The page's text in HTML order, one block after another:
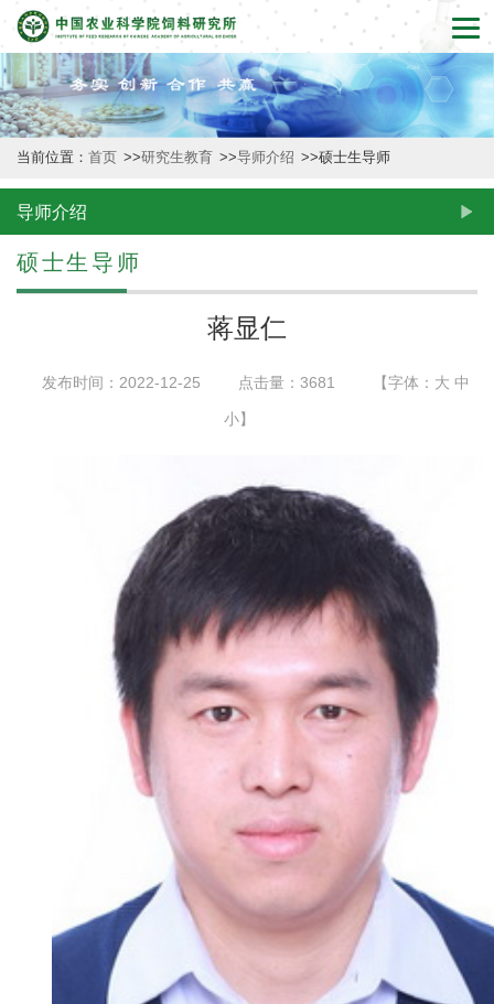
首
页
本
所
概
况
新
当前位置： 首页 >>研究生教育 >>导师介绍 >>硕士生导师
导师介绍
硕士生导师
蒋显仁
发布时间：2022-12-25 点击量： 3681 【字体： 大 中
小】